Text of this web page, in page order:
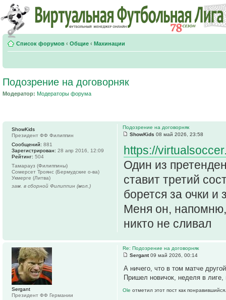
Список форумов ‹ Общие ‹ Махинации
Подозрение на договорняк
Модератор: Модераторы форума
Подозрение на договорняк
ShowKids 08 май 2026, 23:58
https://
Один из
ставит третий
борется за очки и
Меня он,
никто не сливал
ShowKids
Президент ФФ Филиппин
Сообщений: 881
Зарегистрирован: 28 апр 2016, 12:09
Рейтинг: 504
Тамарауз (Филиппины)
Сомерсет Троянс (Бермудские о-ва)
Укмерге (Литва)
зам. в сборной Филиппин (мол.)
Re: Подозрение на договорняк
Sergant09 май 2026, 00:14
А ничего, что в том матче
Пришел новичок, неделя в лиге,
Ole отметил этот пост как понравившийся.
Sergant
Президент ФФ Германии